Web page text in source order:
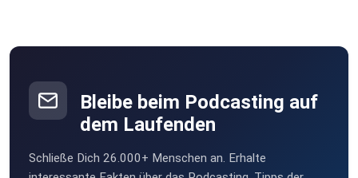
Bleibe beim Podcasting auf
dem Laufenden
Schließe Dich 26.000+ Menschen an. Erhalte